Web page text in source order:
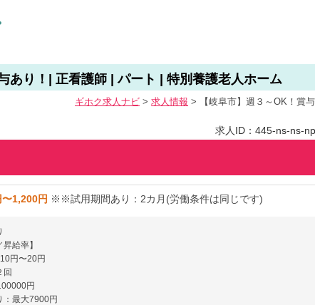
あり！| 正看護師 | パート | 特別養護老人ホーム
ギホク求⼈ナビ > 求人情報 > 【岐阜市】週３～OK！賞
求人ID：445-ns-ns-
1,200円 ※※試用期間あり：2カ月(労働条件は同じです)
昇給率】
円〜20円
回
円
：最大7900円